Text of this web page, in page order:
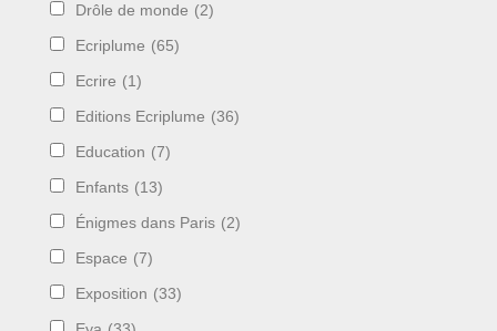
Drôle de monde (2)
Ecriplume (65)
Ecrire (1)
Editions Ecriplume (36)
Education (7)
Enfants (13)
Énigmes dans Paris (2)
Espace (7)
Exposition (33)